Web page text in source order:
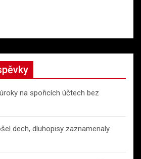
na spořicích účtech bez
dech, dluhopisy zaznamenaly